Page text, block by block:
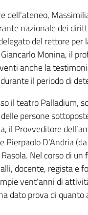
nazionale dei
del rettore
Monina, il
anche la
il periodo di
il teatro Palladium,
persone
il Provveditore
Pierpaolo D’Andria
Nel corso di un
docente, regista e
vent’anni di
dato prova di